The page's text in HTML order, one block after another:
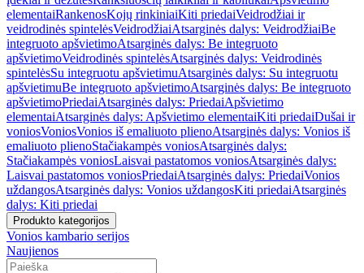
elementaiRankenosKojų rinkiniaiKiti priedaiVeidrodžiai ir
veidrodinės spintelėsVeidrodžiaiAtsarginės dalys: VeidrodžiaiBe
integruoto apšvietimoAtsarginės dalys: Be integruoto
apšvietimoVeidrodinės spintelėsAtsarginės dalys: Veidrodinės
spintelėsSu integruotu apšvietimuAtsarginės dalys: Su integruotu
apšvietimuBe integruoto apšvietimoAtsarginės dalys: Be integruoto
apšvietimoPriedaiAtsarginės dalys: PriedaiApšvietimo
elementaiAtsarginės dalys: Apšvietimo elementaiKiti priedaiDušai ir
voniosVoniosVonios iš emaliuoto plienoAtsarginės dalys: Vonios iš
emaliuoto plienoStačiakampės voniosAtsarginės dalys:
Stačiakampės voniosLaisvai pastatomos voniosAtsarginės dalys:
Laisvai pastatomos voniosPriedaiAtsarginės dalys: PriedaiVonios
uždangosAtsarginės dalys: Vonios uždangosKiti priedaiAtsarginės
dalys: Kiti priedai
Produkto kategorijos
Vonios kambario serijos
Naujienos